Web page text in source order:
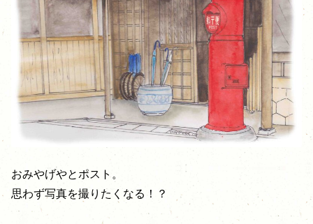
おみやげやとポスト。
思わず写真を撮りたくなる！？